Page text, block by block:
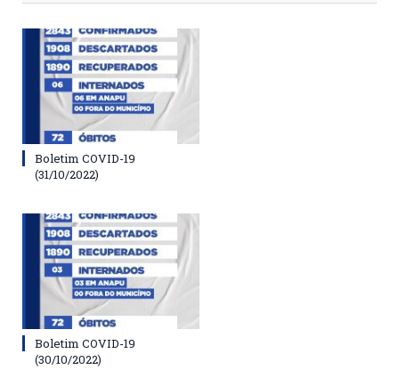
Boletim COVID-19
(31/10/2022)
Boletim COVID-19
(30/10/2022)